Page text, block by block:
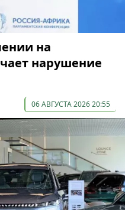
на
нарушение
06 АВГУСТА 2026 20:55